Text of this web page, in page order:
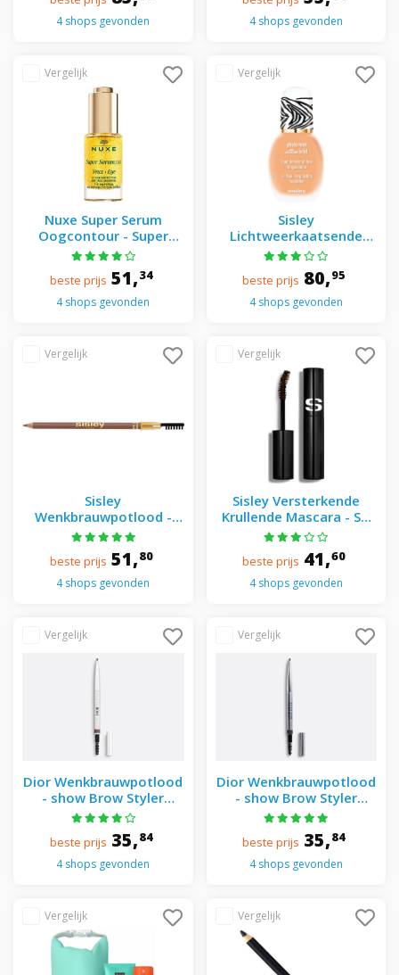
4 shops gevonden 4 shops gevonden
Nuxe Super Serum
Oogcontour - Super
Serum Super Serum
Oogcontour
beste prijs 51,34
4 shops gevonden
Sisley
Lichtweerkaatsende
Foundation - Make Up
Phyto-teint Ultra Eclat
3+ APRICOT
beste prijs 80,95
4 shops gevonden
Sisley
Wenkbrauwpotlood -
Phyto-sourcil Perfect
Wenkbrauwpotlood 04
Cappuccino
beste prijs 51,80
4 shops gevonden
Sisley Versterkende
Krullende Mascara - So
Curl Versterkende
Krullende Mascara 02
Deep Brown
beste prijs 41,60
4 shops gevonden
Dior Wenkbrauwpotlood
- show Brow Styler
Wenkbrauwpotlood 03
BROWN
beste prijs 35,84
4 shops gevonden
Dior Wenkbrauwpotlood
- show Brow Styler
Wenkbrauwpotlood 032
DARK BROWN
beste prijs 35,84
4 shops gevonden